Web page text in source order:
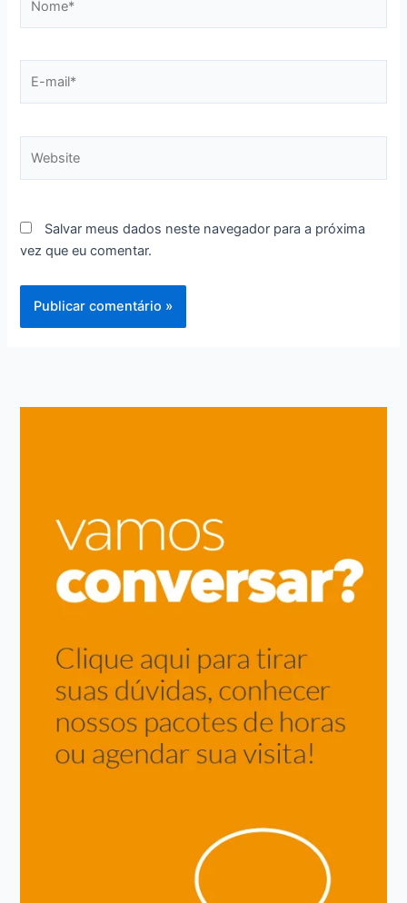
mail*
Salvar meus dados neste navegador para a próxima
vez que eu comentar.